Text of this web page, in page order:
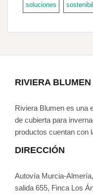
soluciones
RIVIERA BLUMEN
Riviera Blumen es una
de cubierta para
productos cuentan con
DIRECCIÓN
Autovía Murcia-Almería,
salida 655, Finca Los